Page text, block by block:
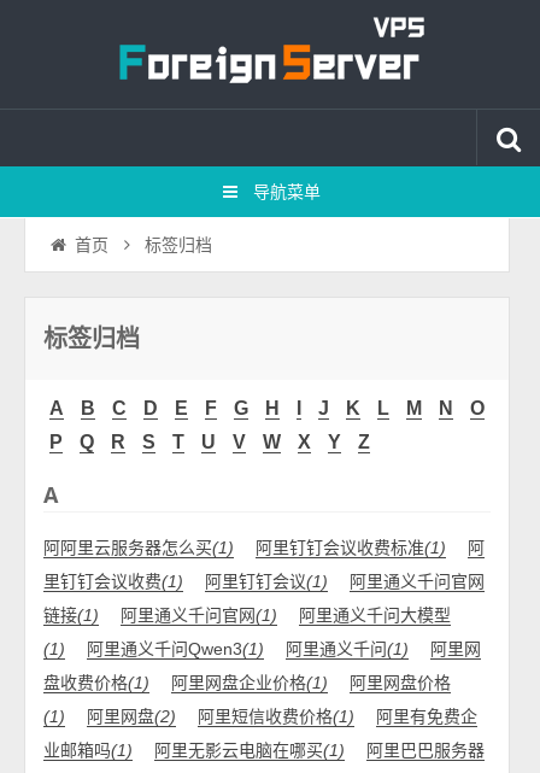
导航菜单
首页 标签归档
标签归档
A B C D E F G H J K L M N
O
P
Q R S T U V W X Y Z
A
阿阿里云服务器怎么买(1) 阿里钉钉会议收费标准(1)
阿
里钉钉会议收费(1) 阿里钉钉会议(1)
阿里通义千问官网
链接(1) 阿里通义千问官网(1)
阿里通义千问大模型
(1)
阿里通义千问Qwen3(1) 阿里通义千问(1)
阿里网
盘收费价格(1) 阿里网盘企业价格(1)
阿里网盘价格
(1)
阿里网盘(2) 阿里短信收费价格(1)
阿里有免费企
业邮箱吗(1) 阿里无影云电脑在哪买(1)
阿里巴巴服务器